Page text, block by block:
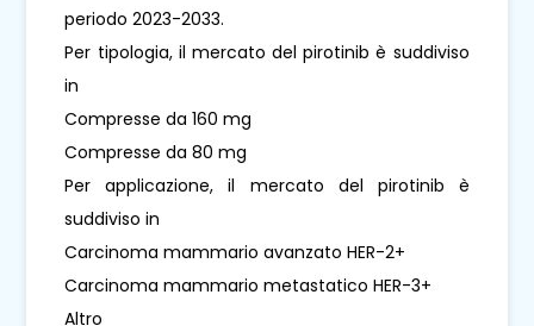
periodo 2023-2033.
Per tipologia, il mercato del pirotinib è suddiviso
in
Compresse da 160 mg
Compresse da 80 mg
Per applicazione, il mercato del pirotinib è
suddiviso in
Carcinoma mammario avanzato HER-2+
Carcinoma mammario metastatico HER-3+
Altro